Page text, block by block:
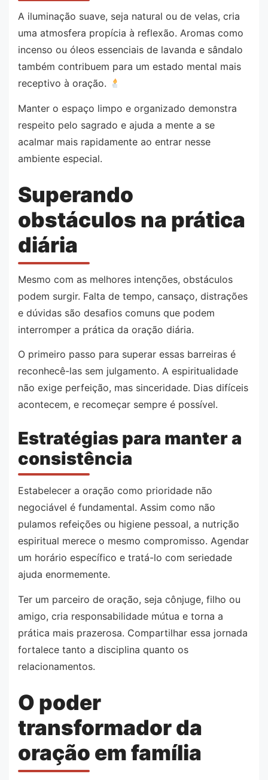
A iluminação suave, seja natural ou de velas, cria
uma atmosfera propícia à reflexão. Aromas como
incenso ou óleos essenciais de lavanda e sândalo
também contribuem para um estado mental mais
receptivo à oração.
Manter o espaço limpo e organizado demonstra
respeito pelo sagrado e ajuda a mente a se
acalmar mais rapidamente ao entrar nesse
ambiente especial.
Superando
obstáculos na prática
diária
Mesmo com as melhores intenções, obstáculos
podem surgir. Falta de tempo, cansaço, distrações
e dúvidas são desafios comuns que podem
interromper a prática da oração diária.
O primeiro passo para superar essas barreiras é
reconhecê-las sem julgamento. A espiritualidade
não exige perfeição, mas sinceridade. Dias difíceis
acontecem, e recomeçar sempre é possível.
Estratégias para manter a
consistência
Estabelecer a oração como prioridade não
negociável é fundamental. Assim como não
pulamos refeições ou higiene pessoal, a nutrição
espiritual merece o mesmo compromisso. Agendar
um horário específico e tratá-lo com seriedade
ajuda enormemente.
Ter um parceiro de oração, seja cônjuge, filho ou
amigo, cria responsabilidade mútua e torna a
prática mais prazerosa. Compartilhar essa jornada
fortalece tanto a disciplina quanto os
relacionamentos.
O poder
transformador da
oração em família